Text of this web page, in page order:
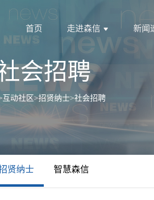
首页 走进森信 新闻
会招聘
互动社区>招贤纳士>社会招聘
贤纳士 智慧森信